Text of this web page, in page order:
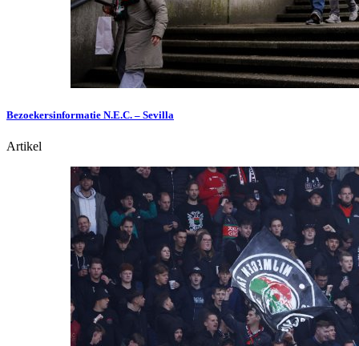
Bezoekersinformatie N.E.C. – Sevilla
Artikel